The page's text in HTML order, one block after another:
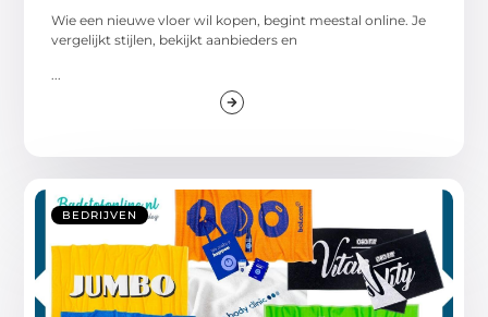
Wie een nieuwe vloer wil kopen, begint meestal online. Je
vergelijkt stijlen, bekijkt aanbieders en
...
BEDRIJVEN